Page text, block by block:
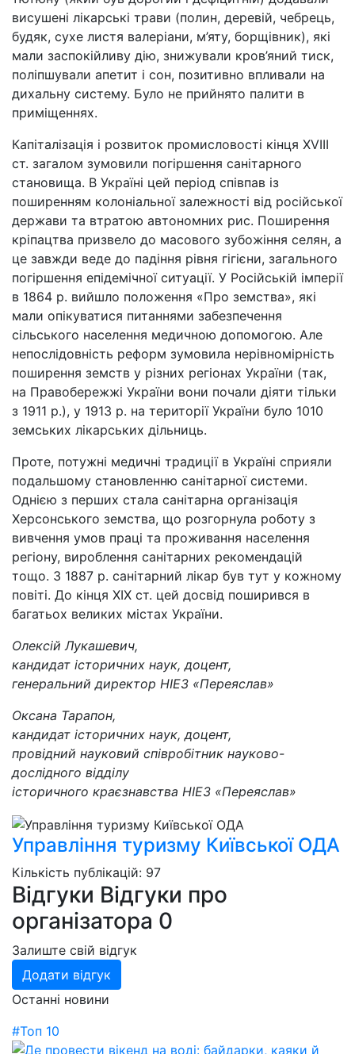
висушені лікарські трави (полин, деревій, чебрець,
будяк, сухе листя валеріани, м’яту, борщівник), які
мали заспокійливу дію, знижували кров’яний тиск,
поліпшували апетит і сон, позитивно впливали на
дихальну систему. Було не прийнято палити в
приміщеннях.
Капіталізація і розвиток промисловості кінця ХVІІІ
ст. загалом зумовили погіршення санітарного
становища. В Україні цей період співпав із
поширенням колоніальної залежності від російської
держави та втратою автономних рис. Поширення
кріпацтва призвело до масового зубожіння селян, а
це завжди веде до падіння рівня гігієни, загального
погіршення епідемічної ситуації. У Російській імперії
в 1864 р. вийшло положення «Про земства», які
мали опікуватися питаннями забезпечення
сільського населення медичною допомогою. Але
непослідовність реформ зумовила нерівномірність
поширення земств у різних регіонах України (так,
на Правобережжі України вони почали діяти тільки
з 1911 р.), у 1913 р. на території України було 1010
земських лікарських дільниць.
Проте, потужні медичні традиції в Україні сприяли
подальшому становленню санітарної системи.
Однією з перших стала санітарна організація
Херсонського земства, що розгорнула роботу з
вивчення умов праці та проживання населення
регіону, вироблення санітарних рекомендацій
тощо. З 1887 р. санітарний лікар був тут у кожному
повіті. До кінця ХІХ ст. цей досвід поширився в
багатьох великих містах України.
Олексій Лукашевич,
кандидат історичних наук, доцент,
генеральний директор НІЕЗ «Переяслав»
Оксана Тарапон,
кандидат історичних наук, доцент,
провідний науковий співробітник науково-
дослідного відділу
історичного краєзнавства НІЕЗ «Переяслав»
Управління туризму Київської ОДА
Кількість публікацій: 97
Відгуки Відгуки про
організатора 0
Залиште свій відгук
Додати відгук
Останні новини
#Топ 10